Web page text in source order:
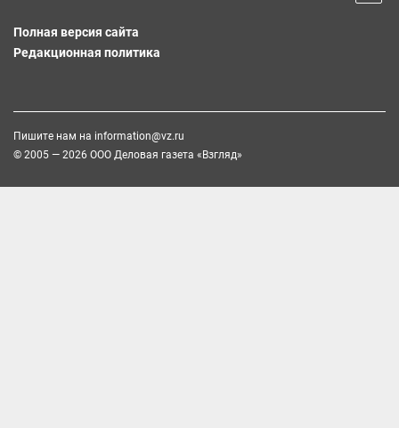
Полная версия сайта
Редакционная политика
Пишите нам на information@vz.ru
© 2005 — 2026 ООО Деловая газета «Взгляд»